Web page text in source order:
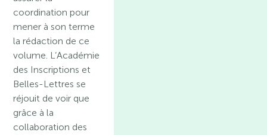
coordination pour
mener à son terme
la rédaction de ce
volume. L’Académie
des Inscriptions et
Belles-Lettres se
réjouit de voir que
grâce à la
collaboration des